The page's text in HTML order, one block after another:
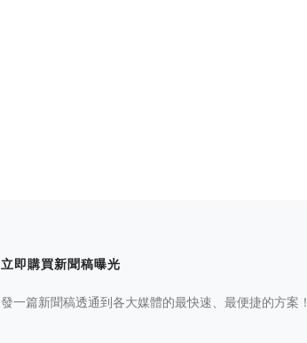
立即購買新聞稿曝光
發一篇新聞稿透通到各大媒體的最快速、最便捷的方案！